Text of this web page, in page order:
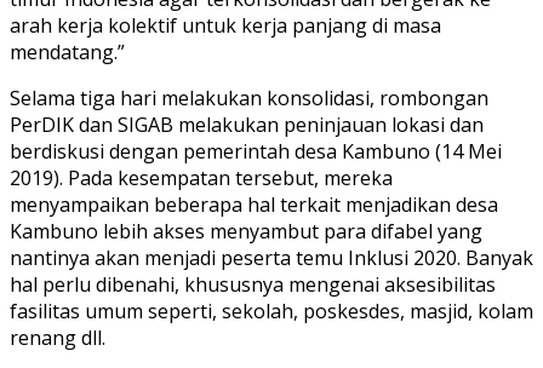
arah kerja kolektif untuk kerja panjang di masa
mendatang.”
Selama tiga hari melakukan konsolidasi, rombongan
PerDIK dan SIGAB melakukan peninjauan lokasi dan
berdiskusi dengan pemerintah desa Kambuno (14 Mei
2019). Pada kesempatan tersebut, mereka
menyampaikan beberapa hal terkait menjadikan desa
Kambuno lebih akses menyambut para difabel yang
nantinya akan menjadi peserta temu Inklusi 2020. Banyak
hal perlu dibenahi, khususnya mengenai aksesibilitas
fasilitas umum seperti, sekolah, poskesdes, masjid, kolam
renang dll.